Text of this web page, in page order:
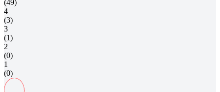
(49)
4
(3)
3
(1)
2
(0)
1
(0)